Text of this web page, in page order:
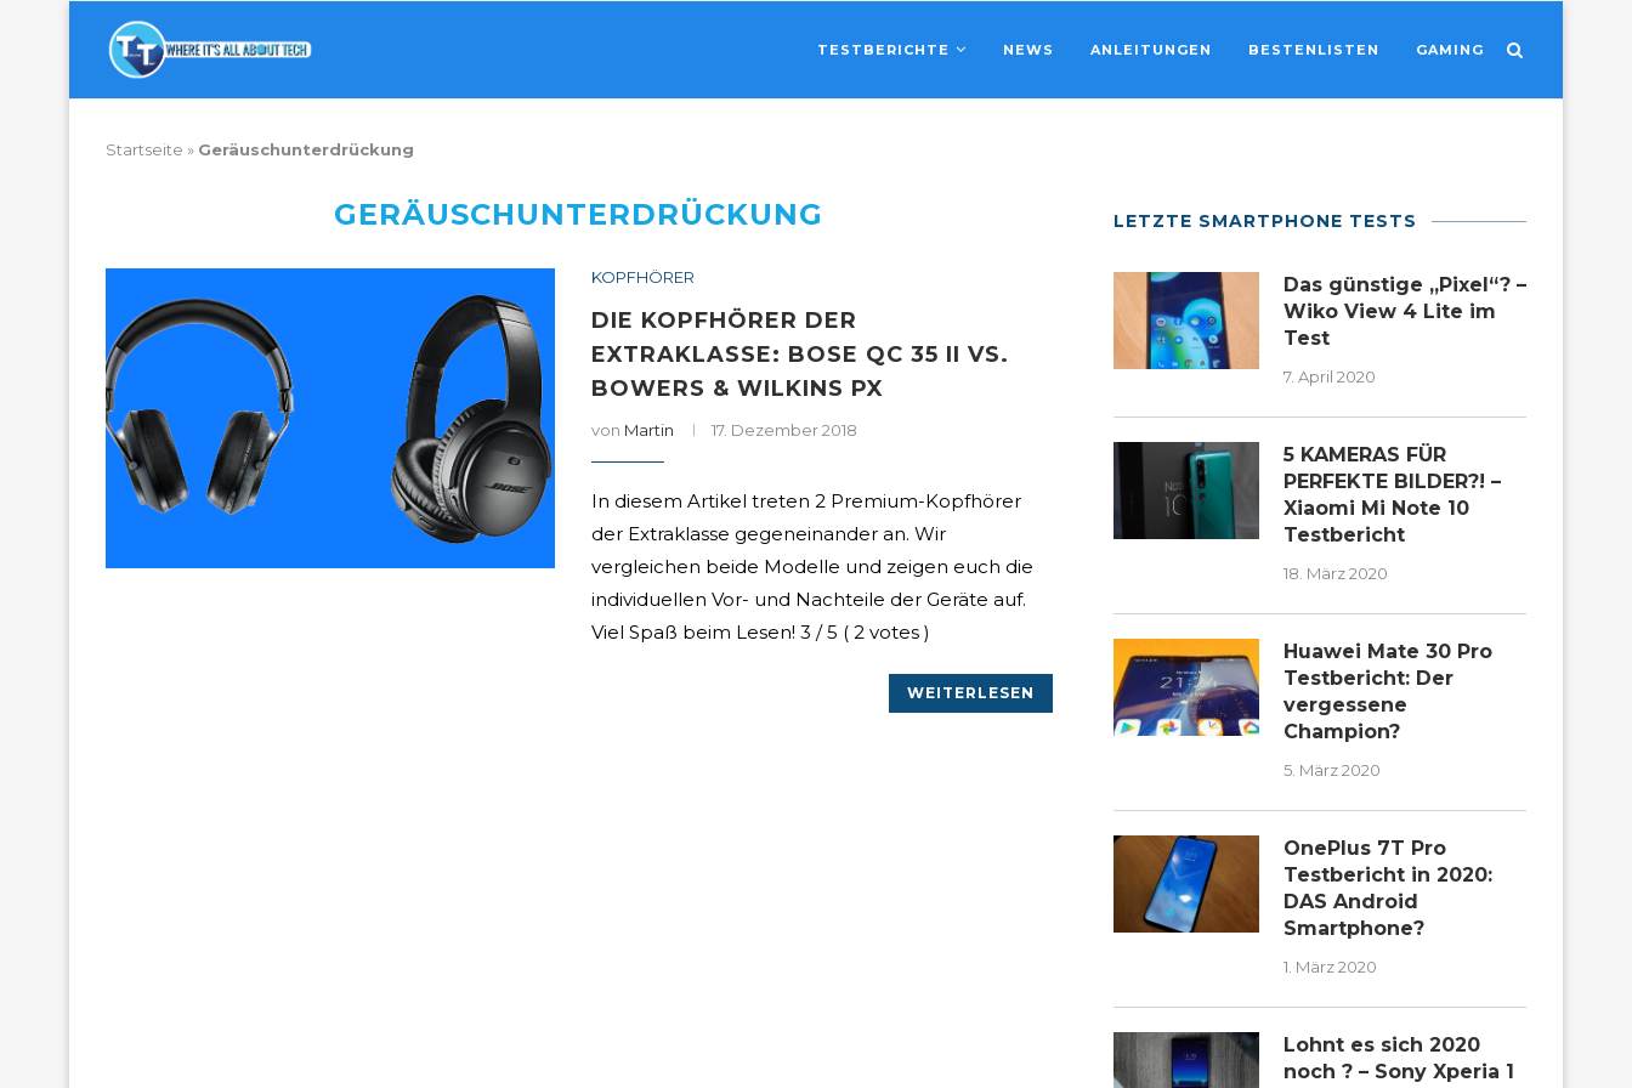
TESTBERICHTE NEWS ANLEITUNGEN BESTENLISTEN GAMING
Startseite » Geräuschunterdrückung
GERÄUSCHUNTERDRÜCKUNG
KOPFHÖRER
DIE KOPFHÖRER DER
EXTRAKLASSE: BOSE QC 35 II VS.
BOWERS & WILKINS PX
von Martin 17. Dezember 2018
In diesem Artikel treten 2 Premium-Kopfhörer
der Extraklasse gegeneinander an. Wir
vergleichen beide Modelle und zeigen euch die
individuellen Vor- und Nachteile der Geräte auf.
Viel Spaß beim Lesen! 3 / 5 ( 2 votes )
WEITERLESEN
LETZTE SMARTPHONE TESTS
Das günstige „Pixel“? –
Wiko View 4 Lite im
Test
7. April 2020
5 KAMERAS FÜR
PERFEKTE BILDER?! –
Xiaomi Mi Note 10
Testbericht
18. März 2020
Huawei Mate 30 Pro
Testbericht: Der
vergessene
Champion?
5. März 2020
OnePlus 7T Pro
Testbericht in 2020:
DAS Android
Smartphone?
1. März 2020
Lohnt es sich 2020
noch ? – Sony Xperia 1